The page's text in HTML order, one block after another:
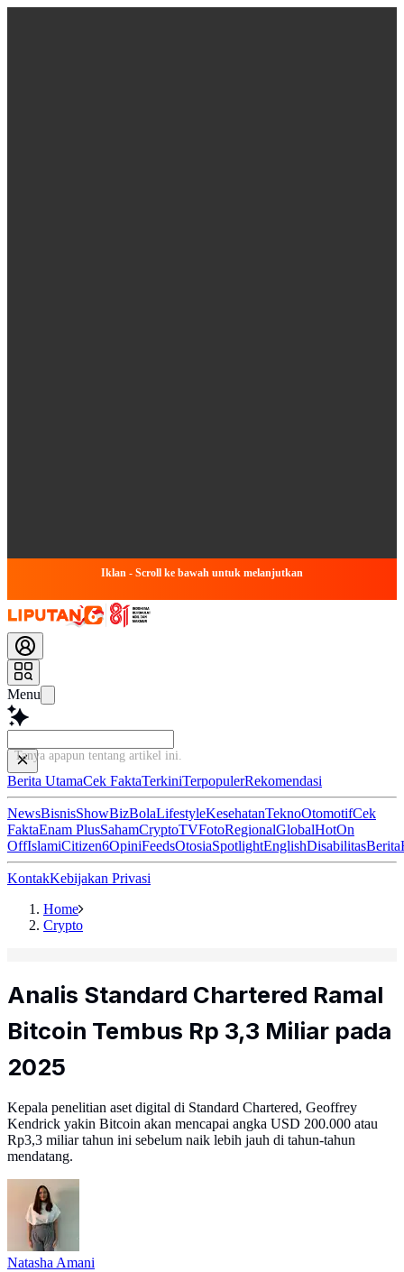
Iklan - Scroll ke bawah untuk melanjutkan
Menu
Tanya apapun tentang arti
Berita UtamaCek FaktaTerkiniTerpopulerRekomendasi
NewsBisnisShowBizBolaLifestyleKesehatanTeknoOtomotifCek
FaktaEnam PlusSahamCryptoTVFotoRegionalGlobalHotOn
OffIslamiCitizen6OpiniFeedsOtosiaSpotlightEnglishDisabilitasBerita
KontakKebijakan Privasi
Home
Crypto
Analis Standard Chartered Ramal
Bitcoin Tembus Rp 3,3 Miliar pada
2025
Kepala penelitian aset digital di Standard Chartered, Geoffrey
Kendrick yakin Bitcoin akan mencapai angka USD 200.000 atau
Rp3,3 miliar tahun ini sebelum naik lebih jauh di tahun-tahun
mendatang.
Natasha Amani